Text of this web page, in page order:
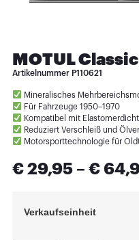
MOTUL
Artikelnummer P110621
Mineralisches
Für Fahrzeuge 1950–1970
Kompatibel mit
Reduziert Verschleiß und
Motorsporttechnologie für
€29,95 – €
Verkaufseinheit